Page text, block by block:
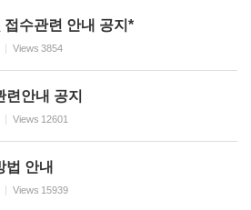
수관련 안내 공지*
Views 3854
안내 공지
Views 12601
법 안내
Views 15939